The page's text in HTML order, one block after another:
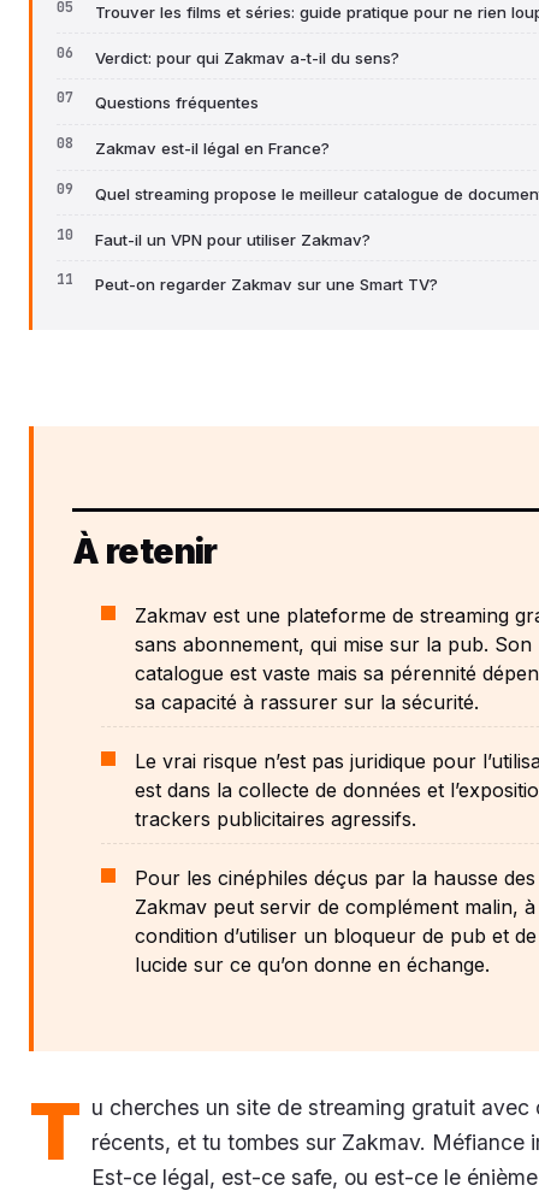
Trouver les films et séries: guide pratique pour ne rien
Verdict: pour qui Zakmav a-t-il du sens?
Questions fréquentes
Zakmav est-il légal en France?
Quel streaming propose le meilleur catalogue de
Faut-il un VPN pour utiliser Zakmav?
Peut-on regarder Zakmav sur une Smart TV?
À retenir
Zakmav est une plateforme de streaming
sans abonnement, qui mise sur la pub. Son
catalogue est vaste mais sa pérennité
sa capacité à rassurer sur la sécurité.
Le vrai risque n’est pas juridique pour
est dans la collecte de données et
trackers publicitaires agressifs.
Pour les cinéphiles déçus par la hausse
Zakmav peut servir de complément malin, à
condition d’utiliser un bloqueur de pub et
lucide sur ce qu’on donne en échange.
T u cherches un site de streaming gratuit avec
récents, et tu tombes sur Zakmav. Méfiance
Est-ce légal, est-ce safe, ou est-ce le